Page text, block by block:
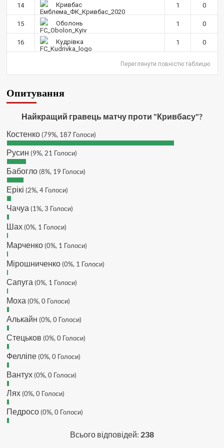
написати в особисті пару питань/
зауважень/ покращень по сайту? І
чи можна на сайт скинути криптою
ltc?
зараз скину.
SVAT :
завтра напишу в інстаграм
Hatsyk :SVAT, без проблем
кинув в ТГ
DJGycle : Tamada
Makiavelli :
Makiavelli :
MaRiO :Трансфери такі шо слів
провалу 🙁
Hatsyk:Makiavelli, вітаємо на
буде ще активніший з часом)
Hatsyk:Та Кузик ще ок, а
перспективи, хз хз
SVAT :
трансляцію товарняка з Минаєм
https://www.youtube.com/live/Qb1ebGeOfZ8?
si=GU46Q4zlJQd2L-W8
Hatsyk:А ще на сайті триває
посилання?
вставляєш лінк на свій профіль)
SVAT:Ніби вставив, а все одно
на профіль, а нижче ( Message)
14 Кривбас 1 0
15 Оболонь 1 0
16 Кудрівка 1 0
Переглянути повністю таблицю
Опитування
Найкращий гравець матчу проти "Кривбасу"?
Костенко (79%, 187 Голоси)
Русин (9%, 21 Голоси)
Бабогло (8%, 19 Голоси)
Ерікі (2%, 4 Голоси)
Чачуа (1%, 3 Голоси)
Шах (0%, 1 Голоси)
Марченко (0%, 1 Голоси)
Мірошниченко (0%, 1 Голоси)
Сапуга (0%, 1 Голоси)
Моха (0%, 0 Голоси)
Алькайн (0%, 0 Голоси)
Стецьков (0%, 0 Голоси)
Фелліпе (0%, 0 Голоси)
Вантух (0%, 0 Голоси)
Лях (0%, 0 Голоси)
Педросо (0%, 0 Голоси)
Всього відповідей: 238